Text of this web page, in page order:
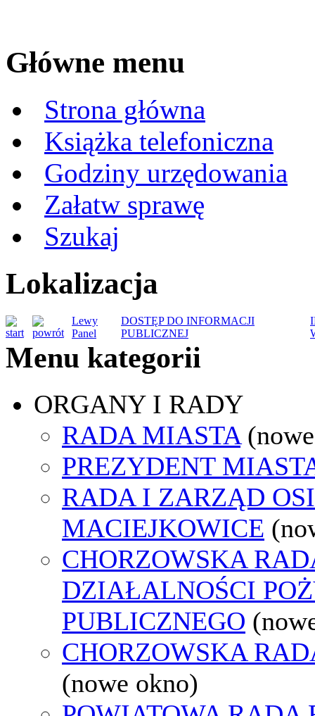
Główne menu
Strona główna
Książka telefoniczna
Godziny urzędowania
Załatw sprawę
Szukaj
Lokalizacja
Lewy
Panel
DOSTĘP DO INFORMACJI
PUBLICZNEJ
Menu kategorii
ORGANY I RADY
RADA MIASTA
PREZYDENT
RADA I ZARZĄD
MACIEJKOWICE
CHORZOWSKA
DZIAŁALNOŚCI
PUBLICZNEGO
CHORZOWSKA
(nowe okno)